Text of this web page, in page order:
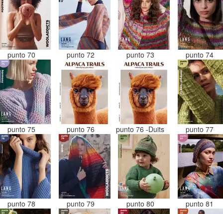
punto 70 punto 72 punto 73 punto 74
punto 75 punto 76 punto 76 -Duits punto 77
punto 78 punto 79 punto 80 punto 81